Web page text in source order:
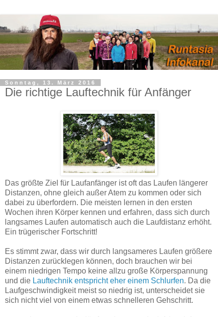
Sonntag, 13. März 2016
Die richtige Lauftechnik für Anfänger
Das größte Ziel für Laufanfänger ist oft das Laufen längerer
Distanzen, ohne gleich außer Atem zu kommen oder sich
dabei zu überfordern. Die meisten lernen in den ersten
Wochen ihren Körper kennen und erfahren, dass sich durch
langsames Laufen automatisch auch die Laufdistanz erhöht.
Ein trügerischer Fortschritt!
Es stimmt zwar, dass wir durch langsameres Laufen größere
Distanzen zurücklegen können, doch brauchen wir bei
einem niedrigen Tempo keine allzu große Körperspannung
und die Lauftechnik entspricht eher einem Schlurfen. Da die
Laufgeschwindigkeit meist so niedrig ist, unterscheidet sie
sich nicht viel von einem etwas schnelleren Gehschritt.